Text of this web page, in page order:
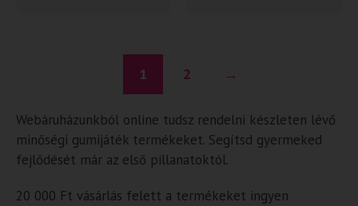
1 2 →
Webáruházunkból online tudsz rendelni készleten lévő
minőségi gumijáték termékeket. Segítsd gyermeked
fejlődését már az első pillanatoktól.
20 000 Ft vásárlás felett a termékeket ingyen